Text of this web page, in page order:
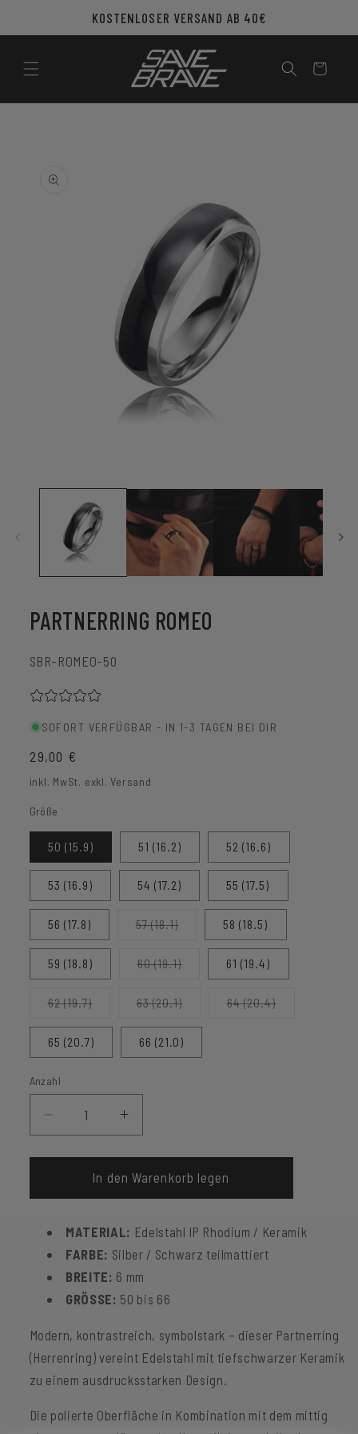
Inhalt
KOSTENLOSER VERSAND AB 40€
Warenkorb
PARTNERRING ROMEO
SKU:
SBR-ROMEO-50
SOFORT VERFÜGBAR - IN 1-3 TAGEN BEI DIR
Normaler
Preis
29,00 €
inkl. MwSt. exkl. Versand
Größe
50 (15.9) 51 (16.2) 52 (16.6)
53 (16.9) 54 (17.2) 55 (17.5)
56 (17.8) 57 (18.1)Variante
ausverkauft
nicht
verfügbar
58 (18.5)
59 (18.8) 60 (19.1)Variante
ausverkauft
nicht
verfügbar
61 (19.4)
62 (19.7)Variante
ausverkauft
oder
nicht
verfügbar
63 (20.1)Variante
ausverkauft
oder
nicht
verfügbar
64 (20.4)Variante
65 (20.7) 66 (21.0)
Anzahl
Verringere
die
Menge
Partnerring
Erhöhe
die
Menge
für
Partnerring
In den Warenkorb legen
MATERIAL: Edelstahl IP Rhodium / Keramik
FARBE: Silber / Schwarz teilmattiert
BREITE: 6 mm
GRÖSSE: 50 bis 66
Modern, kontrastreich, symbolstark – dieser Partnerring
(Herrenring) vereint Edelstahl mit tiefschwarzer Keramik
zu einem ausdrucksstarken Design.
Die polierte Oberfläche in Kombination mit dem mittig